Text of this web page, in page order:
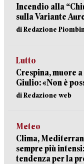
Incendio alla
sulla Variante
di Redazione
Lutto
Crespina, muore
Giulio: «Non è
di Redazione web
Meteo
Clima,
sempre più
tendenza per la